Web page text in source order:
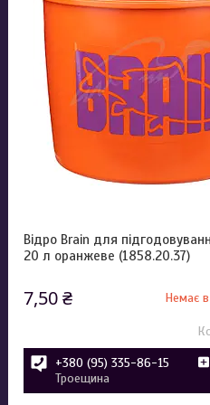
Відро Brain для
20 л оранжеве (1858.20.37)
7,50 ₴ Немає в
+380 (95) 335-86-15
Троещина